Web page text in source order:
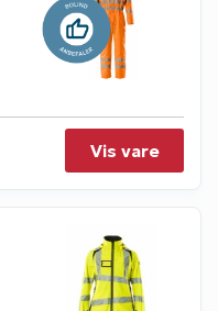
Vis vare